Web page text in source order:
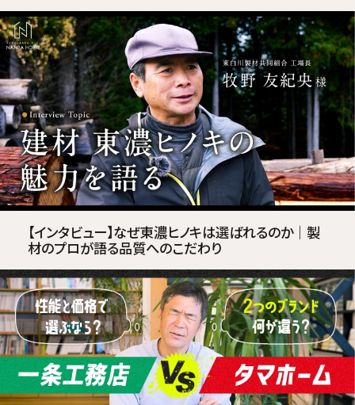
【インタビュー】なぜ東濃ヒノキは選ばれるのか｜製
材のプロが語る品質へのこだわり